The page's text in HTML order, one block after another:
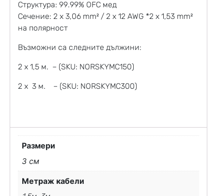
Структура: 99.99% OFC мед
Сечение: 2 x 3,06 mm² / 2 x 12 AWG *2 x 1,53 mm²
на полярност
Възможни са следните дължини:
2 х 1,5 м. – (SKU: NORSKYMC150)
2 х 3 м. – (SKU: NORSKYMC300)
Размери
3 см
Метраж кабели